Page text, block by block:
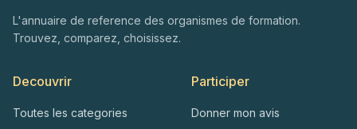
L'annuaire de reference des organismes de formation.
Trouvez, comparez, choisissez.
Decouvrir
Toutes les categories
Participer
Donner mon avis